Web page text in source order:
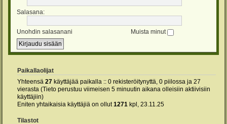
Salasana:
Unohdin salasanani Muista minut
Paikallaolijat
Yhteensä 27 käyttäjää paikalla :: 0 rekisteröitynyttä, 0 piilossa ja 27
vierasta (Tieto perustuu viimeisen 5 minuutin aikana olleisiin aktiivisiin
käyttäjiin)
Eniten yhtaikaisia käyttäjiä on ollut1271 kpl, 23.11.25
Tilastot